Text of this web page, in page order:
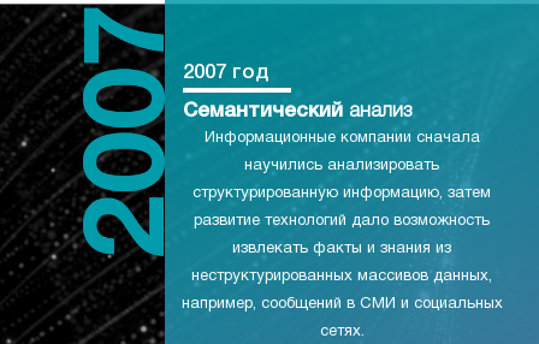
2007 год
Семантический анализ
Информационные компании сначала
научились анализировать
структурированную информацию, затем
развитие технологий дало возможность
извлекать факты и знания из
неструктурированных массивов данных,
например, сообщений в СМИ и социальных
сетях.